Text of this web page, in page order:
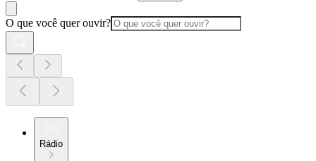
O que você quer ouvir?
Rádio